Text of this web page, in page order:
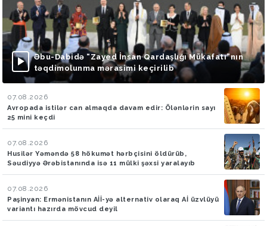
Əbu-Dabidə “Zayed İnsan Qardaşlığı Mükafatı”nın
təqdimolunma mərasimi keçirilib
07.08.2026
Avropada istilər can almaqda davam edir: Ölənlərin sayı
25 mini keçdi
07.08.2026
Husilər Yəməndə 58 hökumət hərbçisini öldürüb,
Səudiyyə Ərəbistanında isə 11 mülki şəxsi yaralayıb
07.08.2026
Paşinyan: Ermənistanın Aİİ-yə alternativ olaraq Aİ üzvlüyü
variantı hazırda mövcud deyil